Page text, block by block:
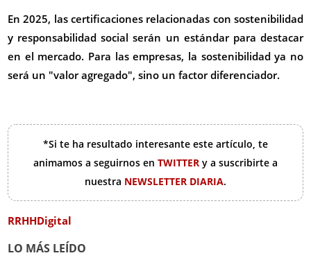
En 2025, las certificaciones relacionadas con sostenibilidad
y responsabilidad social serán un estándar para destacar
en el mercado. Para las empresas, la sostenibilidad ya no
será un "valor agregado", sino un factor diferenciador.
*Si te ha resultado interesante este artículo, te
animamos a seguirnos en TWITTER y a suscribirte a
nuestra NEWSLETTER DIARIA.
RRHHDigital
LO MÁS LEÍDO